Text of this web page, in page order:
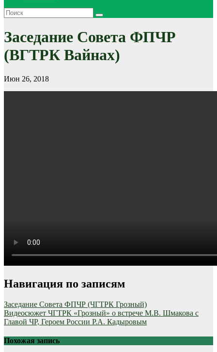
Заседание Совета ФПЧР
(ВГТРК Вайнах)
Июн 26, 2018
Навигация по записям
Заседание Совета ФПЧР (ЧГТРК Грозный)
Видеосюжет ЧГТРК «Грозный» о встрече М.В. Шмакова с
Главой ЧР, Героем России Р.А. Кадыровым
Похожая запись